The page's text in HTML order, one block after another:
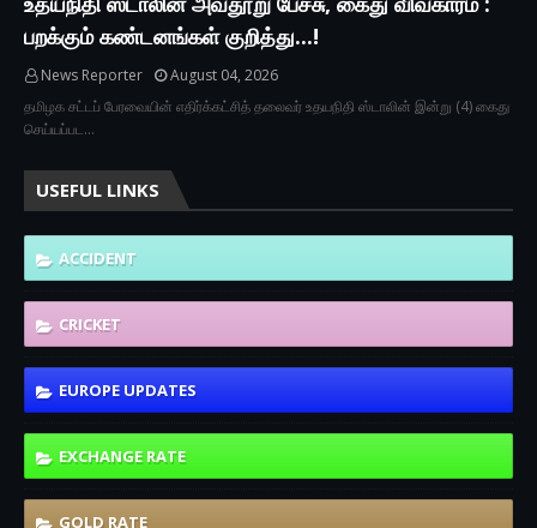
பறக்கும் கண்டனங்கள் குறித்து...!
News Reporter
August 04, 2026
தமிழக சட்டப் பேரவையின் எதிர்க்கட்சித் தலைவர் உதயநிதி ஸ்டாலின் இன்று (4) கைது
செய்யப்பட…
USEFUL LINKS
ACCIDENT
CRICKET
EUROPE UPDATES
EXCHANGE RATE
GOLD RATE